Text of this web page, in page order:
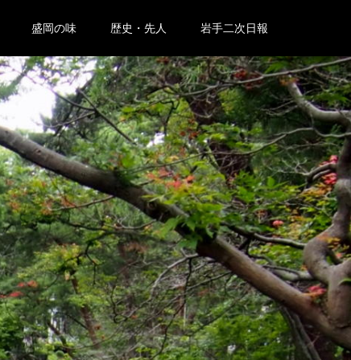
盛岡の味 歴史・先人 岩手二次日報